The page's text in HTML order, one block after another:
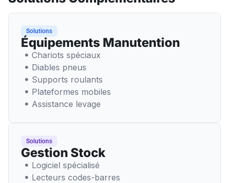
Solutions
Équipements Manutention
Chariots spéciaux
Diables pneus
Supports roulants
Plateformes mobiles
Assistance levage
Solutions
Gestion Stock
Logiciel spécialisé
Lecteurs codes-barres